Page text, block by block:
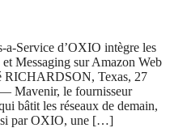
a-Service d’OXIO intègre les
Messaging sur Amazon Web
RICHARDSON, Texas, 27
Mavenir, le fournisseur
bâtit les réseaux de demain,
par OXIO, une […]